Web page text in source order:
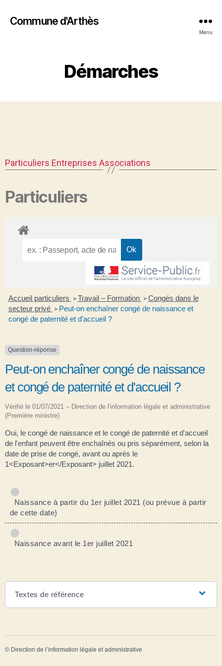
Commune d'Arthès
Menu
Démarches
Particuliers Entreprises Associations
Particuliers
Accueil particuliers > Travail – Formation > Congés dans le
secteur privé > Peut-on enchaîner congé de naissance et
congé de paternité et d'accueil ?
Question-réponse
Peut-on enchaîner congé de naissance
et congé de paternité et d'accueil ?
Vérifié le 01/07/2021 – Direction de l'information légale et administrative
(Première ministre)
Oui, le congé de naissance et le congé de paternité et d'accueil
de l'enfant peuvent être enchaînés ou pris séparément, selon la
date de prise de congé, avant ou après le
1<Exposant>er</Exposant> juillet 2021.
Naissance à partir du 1er juillet 2021 (ou prévue à partir
de cette date)
Naissance avant le 1er juillet 2021
Textes de référence
© Direction de l’information légale et administrative